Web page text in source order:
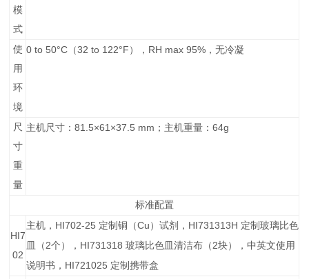
模
式
使
用
环
境
0 to 50°C （32 to 122°F ）， RH max 95% ，无冷凝
尺
寸
重
量
主机尺寸：81.5×61×37.5 mm ；主机重量：64g
标准配置
HI7
02
主机， HI702-25 定制铜（Cu ）试剂， HI731313H 定制玻璃比色
皿（ 2个）， HI731318玻璃比色皿清洁布（ 2块），中英文使用
说明书， HI721025 定制携带盒